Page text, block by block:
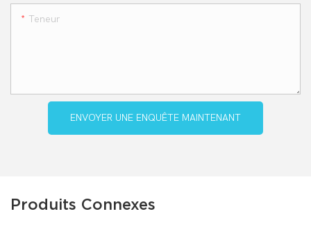
Teneur
ENVOYER UNE ENQUÊTE MAINTENANT
Produits Connexes